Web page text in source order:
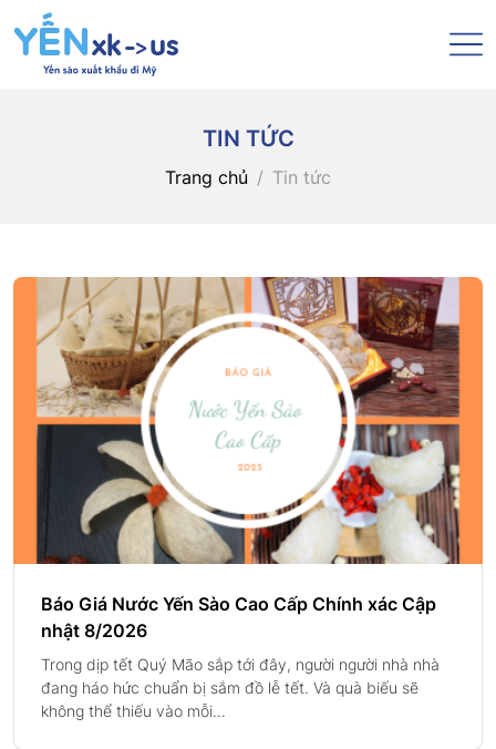
TIN TỨC
Trang chủ Tin tức
Báo Giá Nước Yến Sào Cao Cấp Chính xác Cập
nhật 8/2026
Trong dịp tết Quý Mão sắp tới đây, người người nhà nhà
đang háo hức chuẩn bị sắm đồ lễ tết. Và quà biếu sẽ
không thể thiếu vào mỗi...